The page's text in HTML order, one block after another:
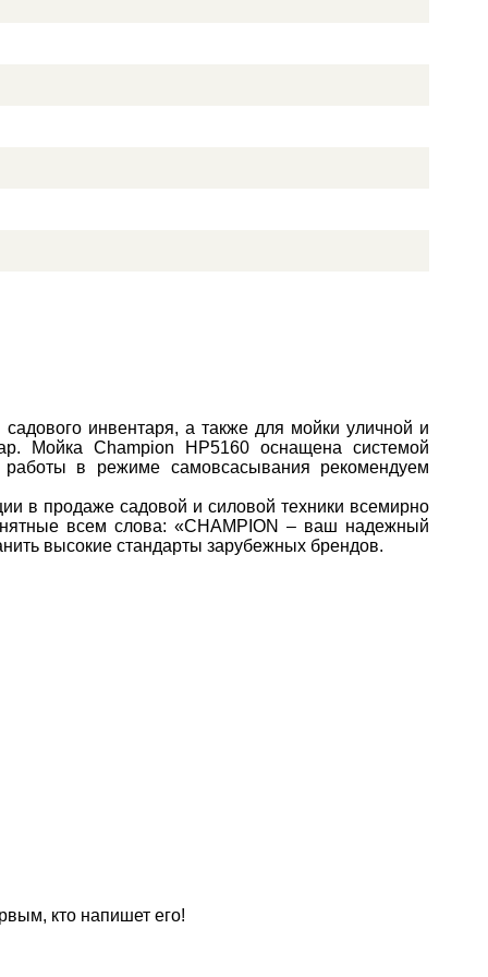
инвентаря, а также для мойки уличной и
Мойка Champion HP5160 оснащена системой
в режиме самовсасывания рекомендуем
в продаже садовой и силовой техники всемирно
всем слова: «CHAMPION – ваш надежный
высокие стандарты зарубежных брендов.
кто напишет его!